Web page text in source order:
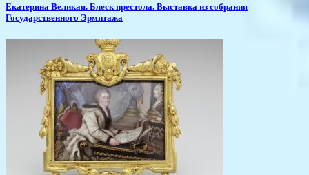
Екатерина Великая. Блеск престола. Выставка из собрания
Государственного Эрмитажа